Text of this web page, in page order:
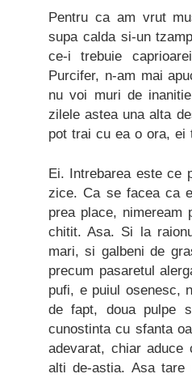
Pentru ca am vrut
supa calda si-un
ce-i trebuie
Purcifer, n-am mai
nu voi muri de
zilele astea una alta
pot trai cu ea o ora,
Ei. Intrebarea este ce
zice. Ca se facea ca
prea place, nimeream
chitit. Asa. Si la
mari, si galbeni de
precum pasaretul
pufi, e puiul osenesc,
de fapt, doua pulpe
cunostinta cu sfanta
adevarat, chiar
alti de-astia. Asa